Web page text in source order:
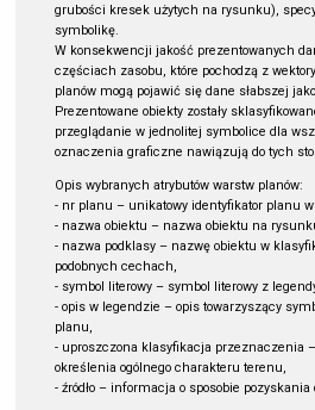
grubości kresek użytych na rysunku),
symbolikę.
W konsekwencji jakość prezentowanych
częściach zasobu, które pochodzą z
planów mogą pojawić się dane słabszej
Prezentowane obiekty zostały
przeglądanie w jednolitej symbolice dla
oznaczenia graficzne nawiązują do tych
Opis wybranych atrybutów warstw planów:
- nr planu – unikatowy identyfikator planu w
- nazwa obiektu – nazwa obiektu na
- nazwa podklasy – nazwę obiektu w
podobnych cechach,
- symbol literowy – symbol literowy z
- opis w legendzie – opis towarzyszący
planu,
- uproszczona klasyfikacja przeznaczenia
określenia ogólnego charakteru terenu,
- źródło – informacja o sposobie pozyskania